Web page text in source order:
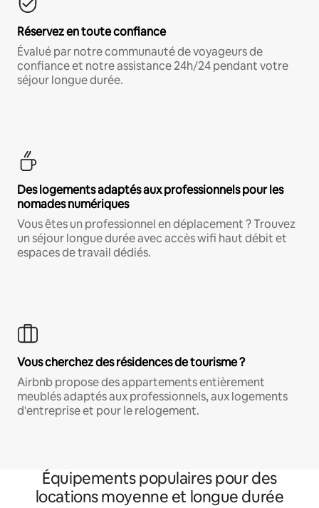
Réservez en toute confiance
Évalué par notre communauté de voyageurs de
confiance et notre assistance 24h/24 pendant votre
séjour longue durée.
Des logements adaptés aux professionnels pour les
nomades numériques
Vous êtes un professionnel en déplacement ? Trouvez
un séjour longue durée avec accès wifi haut débit et
espaces de travail dédiés.
Vous cherchez des résidences de tourisme ?
Airbnb propose des appartements entièrement
meublés adaptés aux professionnels, aux logements
d'entreprise et pour le relogement.
Équipements populaires pour des
locations moyenne et longue durée